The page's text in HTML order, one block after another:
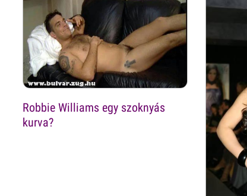
Robbie Williams egy szoknyás
kurva?